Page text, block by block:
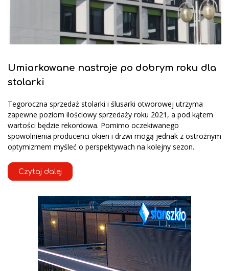
Umiarkowane nastroje po dobrym roku dla
stolarki
Tegoroczna sprzedaż stolarki i ślusarki otworowej utrzyma
zapewne poziom ilościowy sprzedaży roku 2021, a pod kątem
wartości będzie rekordowa. Pomimo oczekiwanego
spowolnienia producenci okien i drzwi mogą jednak z ostrożnym
optymizmem myśleć o perspektywach na kolejny sezon.
Czytaj dalej